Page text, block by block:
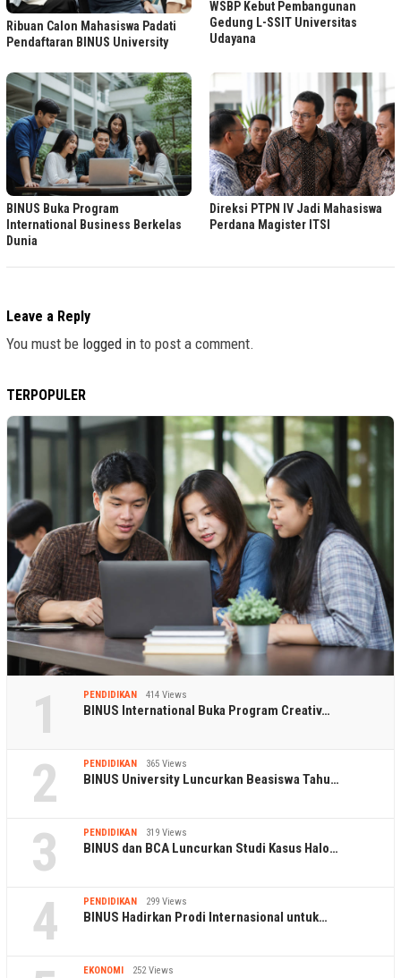
Ribuan Calon Mahasiswa Padati
Pendaftaran BINUS University
WSBP Kebut Pembangunan
Gedung L-SSIT Universitas
Udayana
BINUS Buka Program
International Business Berkelas
Dunia
Direksi PTPN IV Jadi Mahasiswa
Perdana Magister ITSI
Leave a Reply
You must be logged in to post a comment.
TERPOPULER
1 PENDIDIKAN 414 Views
BINUS International Buka Program Creativ…
2 PENDIDIKAN 365 Views
BINUS University Luncurkan Beasiswa Tahu…
3 PENDIDIKAN 319 Views
BINUS dan BCA Luncurkan Studi Kasus Halo…
4 PENDIDIKAN 299 Views
BINUS Hadirkan Prodi Internasional untuk…
EKONOMI 252 Views